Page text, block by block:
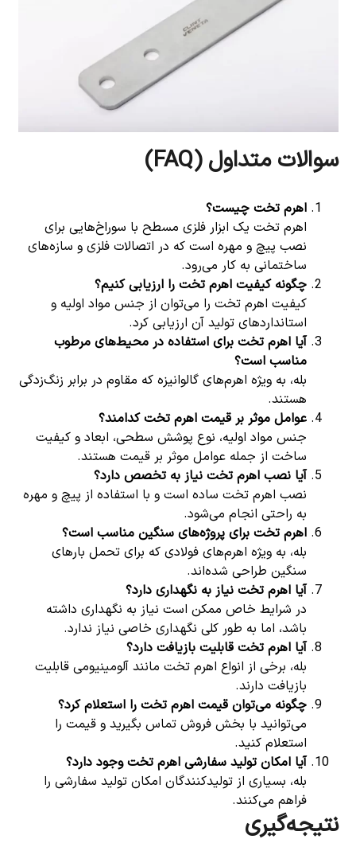
سوالات متداول (FAQ)
اهرم تخت چیست؟
اهرم تخت یک ابزار فلزی مسطح با سوراخ‌هایی برای
نصب پیچ و مهره است که در اتصالات فلزی و سازه‌های
ساختمانی به کار می‌رود.
چگونه کیفیت اهرم تخت را ارزیابی کنیم؟
کیفیت اهرم تخت را می‌توان از جنس مواد اولیه و
استانداردهای تولید آن ارزیابی کرد.
آیا اهرم تخت برای استفاده در محیط‌های مرطوب
مناسب است؟
بله، به ویژه اهرم‌های گالوانیزه که مقاوم در برابر زنگ‌زدگی
هستند.
عوامل موثر بر قیمت اهرم تخت کدامند؟
جنس مواد اولیه، نوع پوشش سطحی، ابعاد و کیفیت
ساخت از جمله عوامل موثر بر قیمت هستند.
آیا نصب اهرم تخت نیاز به تخصص دارد؟
نصب اهرم تخت ساده است و با استفاده از پیچ و مهره
به راحتی انجام می‌شود.
اهرم تخت برای پروژه‌های سنگین مناسب است؟
بله، به ویژه اهرم‌های فولادی که برای تحمل بارهای
سنگین طراحی شده‌اند.
آیا اهرم تخت نیاز به نگهداری دارد؟
در شرایط خاص ممکن است نیاز به نگهداری داشته
باشد، اما به طور کلی نگهداری خاصی نیاز ندارد.
آیا اهرم تخت قابلیت بازیافت دارد؟
بله، برخی از انواع اهرم تخت مانند آلومینیومی قابلیت
بازیافت دارند.
چگونه می‌توان قیمت اهرم تخت را استعلام کرد؟
می‌توانید با بخش فروش تماس بگیرید و قیمت را
استعلام کنید.
آیا امکان تولید سفارشی اهرم تخت وجود دارد؟
بله، بسیاری از تولیدکنندگان امکان تولید سفارشی را
فراهم می‌کنند.
نتیجه‌گیری